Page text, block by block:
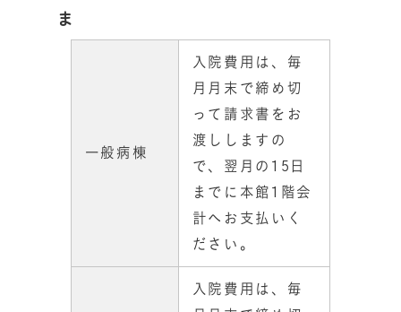
ま
一般病棟
入院費用は、毎
月月末で締め切
って請求書をお
渡ししますの
で、翌月の15日
までに本館1階会
計へお支払いく
ださい。
入院費用は、毎